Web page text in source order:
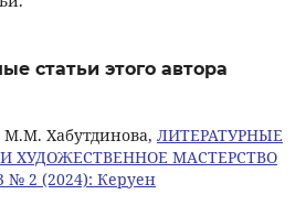
статьи этого автора
Хабутдинова, ЛИТЕРАТУРНЫЕ
ХУДОЖЕСТВЕННОЕ МАСТЕРСТВО
№ 2 (2024): Керуен